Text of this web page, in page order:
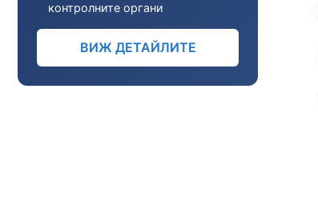
контролните органи
ВИЖ ДЕТАЙЛИТЕ